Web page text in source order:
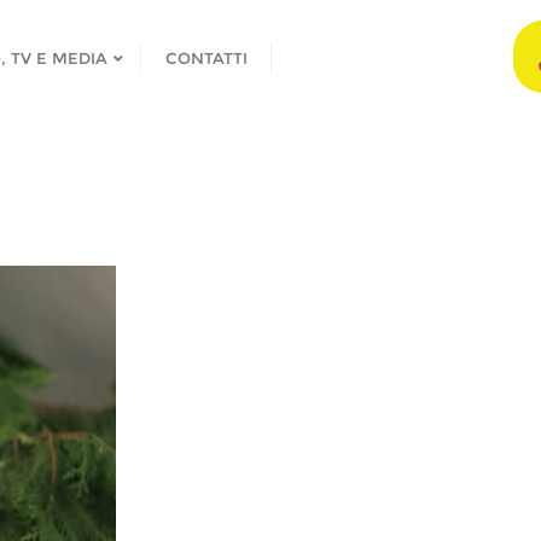
TV E MEDIA CONTATTI